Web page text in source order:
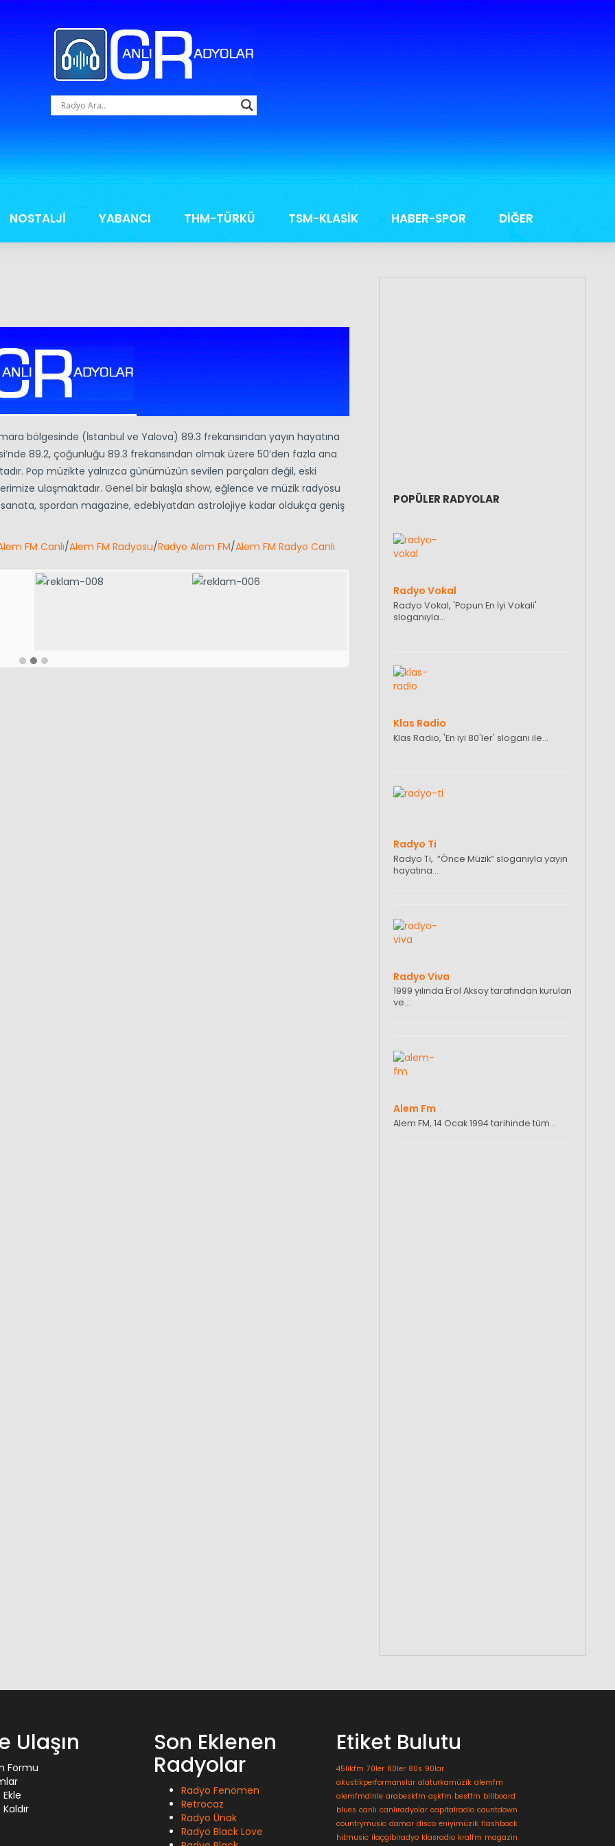
NOSTALJİ YABANCI THM-TÜRKÜ TSM-KLASİK HABER-SPOR DİĞER
bölgesinde (İstanbul ve Yalova) 89.3 frekansından yayın hayatına
89.2, çoğunluğu 89.3 frekansından olmak üzere 50’den fazla ana
Pop müzikte yalnızca günümüzün sevilen parçaları değil, eski
ulaşmaktadır. Genel bir bakışla show, eğlence ve müzik radyosu
spordan magazine, edebiyatdan astrolojiye kadar oldukça geniş
FM Canlı/Alem FM Radyosu/Radyo Alem FM/Alem FM Radyo Canlı
POPÜLER RADYOLAR
Radyo Vokal
Radyo Vokal, 'Popun En İyi Vokali'
sloganıyla…
Klas Radio
Klas Radio, 'En iyi 80'ler' sloganı ile…
Radyo Ti
Radyo Ti, “Önce Müzik” sloganıyla yayın
hayatına…
Radyo Viva
1999 yılında Erol Aksoy tarafından kurulan
ve…
Alem Fm
Alem FM, 14 Ocak 1994 tarihinde tüm…
Ulaşın
Formu
Son Eklenen
Radyolar
Radyo Fenomen
Retrocaz
Radyo Ünak
Radyo Black Love
Etiket Bulutu
45likfm 70ler 80ler 80s 90lar
akustikperformanslar alaturkamüzik alemfm
alemfmdinle arabeskfm aşkfm bestfm billboard
blues canlı canlıradyolar capitalradio countdown
countrymusic damar disco eniyimüzik flashback
hitmusic ilaçgibiradyo klasradio kralfm magazin